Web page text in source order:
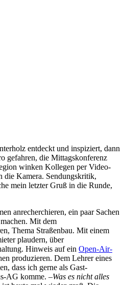
entdeckt und inspiziert, dann
gefahren, die Mittagskonferenz
winken Kollegen per Video-
die Kamera. Sendungskritik,
mein letzter Gruß in die Runde,
anrecherchieren, ein paar Sachen
Mit dem
Thema Straßenbau. Mit einem
plaudern, über
Hinweis auf ein Open-Air-
produzieren. Dem Lehrer eines
dass ich gerne als Gast-
AG komme. –Was es nicht alles